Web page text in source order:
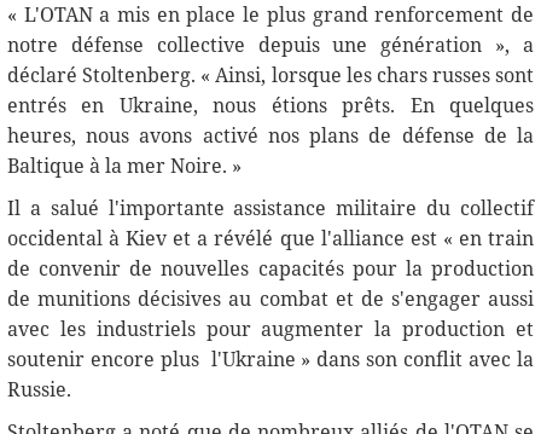
« L'OTAN a mis en place le plus grand renforcement de
notre défense collective depuis une génération », a
déclaré Stoltenberg. « Ainsi, lorsque les chars russes sont
entrés en Ukraine, nous étions prêts. En quelques
heures, nous avons activé nos plans de défense de la
Baltique à la mer Noire. »
Il a salué l'importante assistance militaire du collectif
occidental à Kiev et a révélé que l'alliance est « en train
de convenir de nouvelles capacités pour la production
de munitions décisives au combat et de s'engager aussi
avec les industriels pour augmenter la production et
soutenir encore plus l'Ukraine » dans son conflit avec la
Russie.